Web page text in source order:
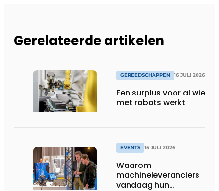
Gerelateerde artikelen
GEREEDSCHAPPEN 16 JULI 2026
Een surplus voor al wie
met robots werkt
EVENTS 15 JULI 2026
Waarom
machineleveranciers
vandaag hun